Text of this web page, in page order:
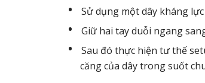
Sử dụng một dây kháng
Giữ hai tay duỗi ngang
Sau đó thực hiện tư thế
căng của dây trong suốt